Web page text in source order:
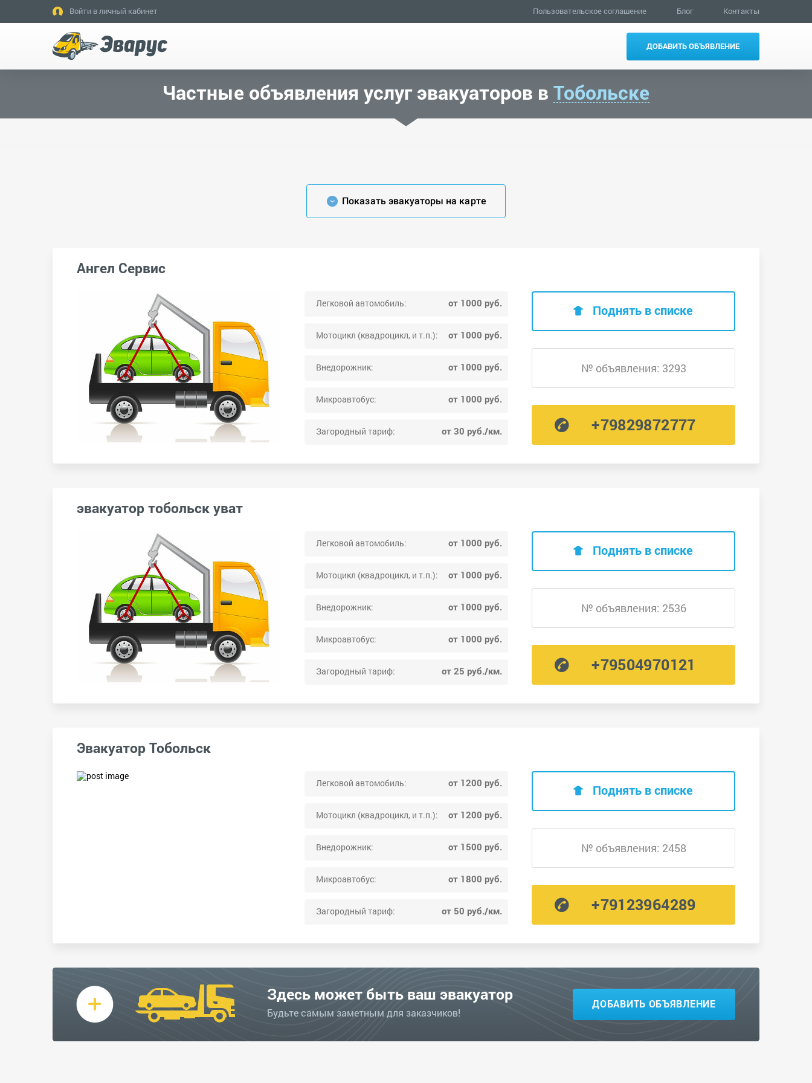
Войти в личный кабинет Пользовательское соглашение Блог Контакты
ДОБАВИТЬ ОБЪЯВЛЕНИЕ
Частные объявления услуг эвакуаторов в Тобольске
Показать эвакуаторы на карте
Ангел Сервис
Легковой автомобиль: от 1000 руб.
Мотоцикл (квадроцикл, и т.п.): от 1000 руб.
Внедорожник: от 1000 руб.
Микроавтобус: от 1000 руб.
Загородный тариф: от 30 руб./км.
Поднять в списке
№ объявления: 3293
+79829872777
эвакуатор тобольск уват
Легковой автомобиль: от 1000 руб.
Мотоцикл (квадроцикл, и т.п.): от 1000 руб.
Внедорожник: от 1000 руб.
Микроавтобус: от 1000 руб.
Загородный тариф: от 25 руб./км.
Поднять в списке
№ объявления: 2536
+79504970121
Эвакуатор Тобольск
Легковой автомобиль: от 1200 руб.
Мотоцикл (квадроцикл, и т.п.): от 1200 руб.
Внедорожник: от 1500 руб.
Микроавтобус: от 1800 руб.
Загородный тариф: от 50 руб./км.
Поднять в списке
№ объявления: 2458
+79123964289
Здесь может быть ваш эвакуатор
Будьте самым заметным для заказчиков!
ДОБАВИТЬ ОБЪЯВЛЕНИЕ